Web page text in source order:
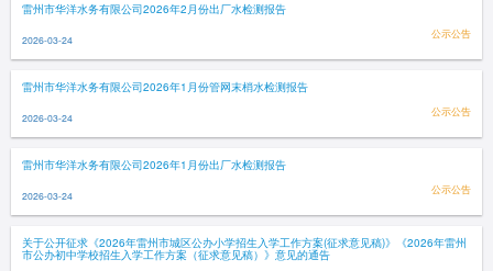
雷州市华洋水务有限公司2026年2月份出厂水检测报告
2026-03-24 公示公告
雷州市华洋水务有限公司2026年1月份管网末梢水检测报告
2026-03-24 公示公告
雷州市华洋水务有限公司2026年1月份出厂水检测报告
2026-03-24 公示公告
关于公开征求《2026年雷州市城区公办小学招生入学工作方案(征求意见稿)》《2026年雷州
市公办初中学校招生入学工作方案（征求意见稿）》意见的通告